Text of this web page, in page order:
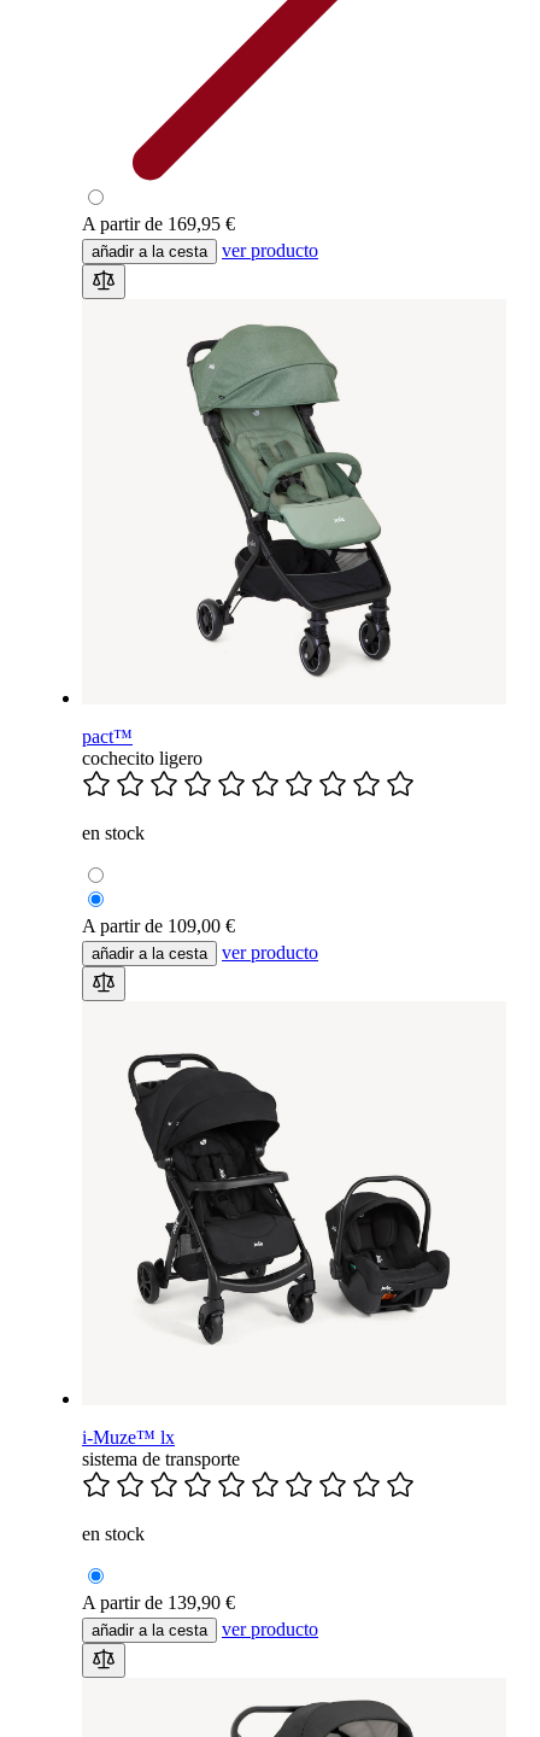
A partir de 169,95 €
añadir a la cesta ver producto
pact™
cochecito ligero
en stock
A partir de 109,00 €
añadir a la cesta ver producto
i-Muze™ lx
sistema de transporte
en stock
A partir de 139,90 €
añadir a la cesta ver producto